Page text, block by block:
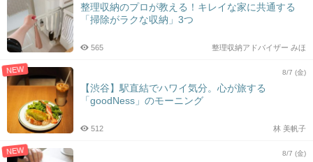
整理収納のプロが教える！キレイな家に共通する
「掃除がラクな収納」3つ
整理収納アドバイザー みほ
565
NEW 8/7 (金)
【渋谷】駅直結でハワイ気分。心が旅する
「goodNess」のモーニング
林 美帆子
512
NEW 8/7 (金)